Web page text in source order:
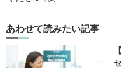
あわせて読みたい記事